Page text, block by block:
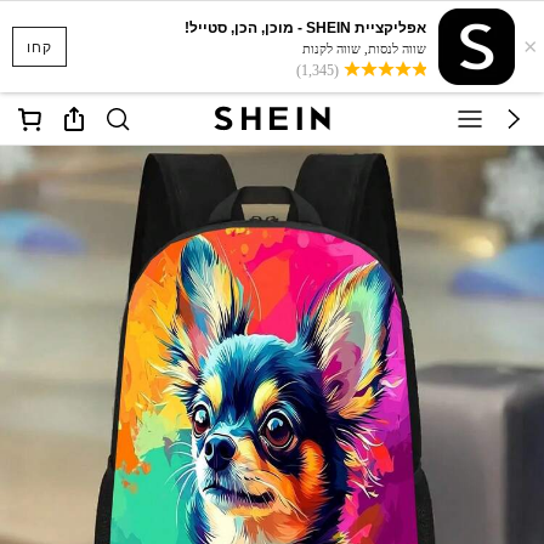
קחו ×
אפליקציית SHEIN - מוכן, הכן, סטייל!
שווה לנסות, שווה לקנות
(1,345)